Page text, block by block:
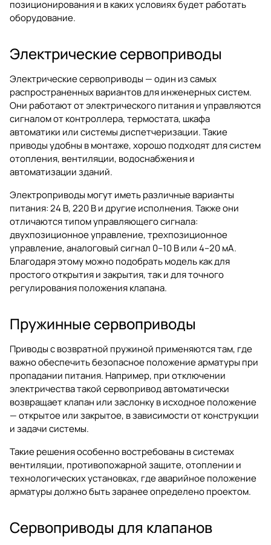
позиционирования и в каких условиях будет работать
оборудование.
Электрические сервоприводы
Электрические сервоприводы — один из самых
распространенных вариантов для инженерных систем.
Они работают от электрического питания и управляются
сигналом от контроллера, термостата, шкафа
автоматики или системы диспетчеризации. Такие
приводы удобны в монтаже, хорошо подходят для систем
отопления, вентиляции, водоснабжения и
автоматизации зданий.
Электроприводы могут иметь различные варианты
питания: 24 В, 220 В и другие исполнения. Также они
отличаются типом управляющего сигнала:
двухпозиционное управление, трехпозиционное
управление, аналоговый сигнал 0–10 В или 4–20 мА.
Благодаря этому можно подобрать модель как для
простого открытия и закрытия, так и для точного
регулирования положения клапана.
Пружинные сервоприводы
Приводы с возвратной пружиной применяются там, где
важно обеспечить безопасное положение арматуры при
пропадании питания. Например, при отключении
электричества такой сервопривод автоматически
возвращает клапан или заслонку в исходное положение
— открытое или закрытое, в зависимости от конструкции
и задачи системы.
Такие решения особенно востребованы в системах
вентиляции, противопожарной защите, отоплении и
технологических установках, где аварийное положение
арматуры должно быть заранее определено проектом.
Сервоприводы для клапанов